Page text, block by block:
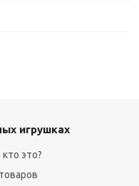
игрушках
это?